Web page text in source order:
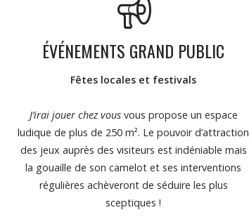
ÉVÉNEMENTS GRAND PUBLIC
Fêtes locales et festivals
J’irai jouer chez vousvous propose un espace
ludique de plus de 250 m². Le pouvoir d’attraction
des jeux auprès des visiteurs est indéniable mais
la gouaille de son camelot et ses interventions
régulières achèveront de séduire les plus
sceptiques !